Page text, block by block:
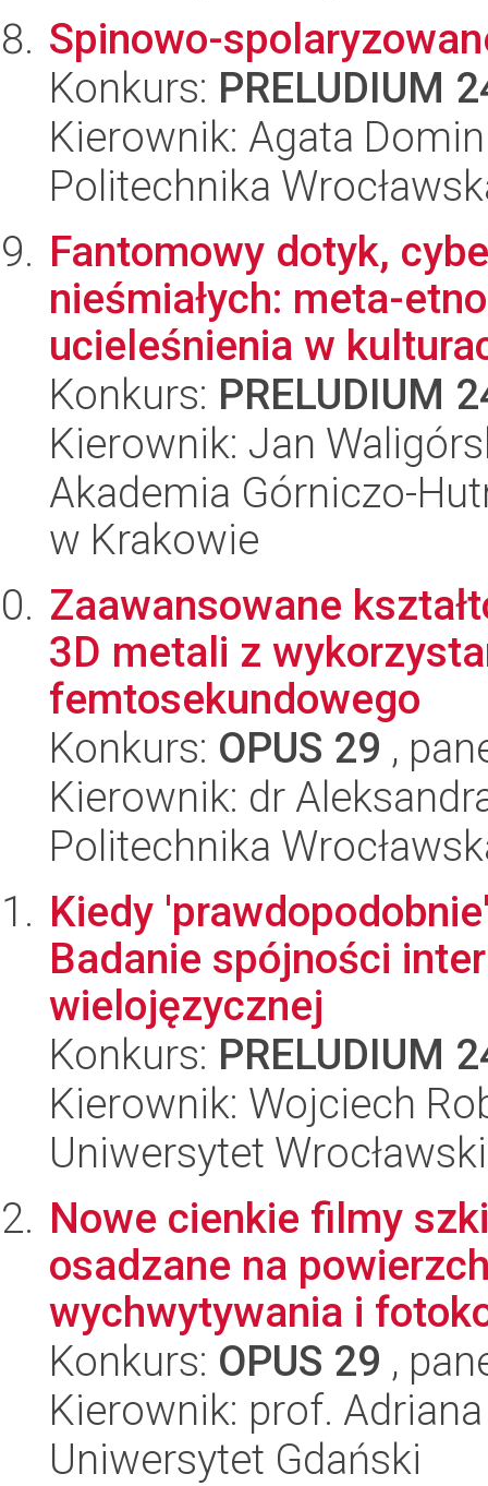
Spinowo-
Konkurs: PRELUDIUM
Kierownik: Agata
Politechnika
Fantomowy dotyk,
nieśmiałych: meta-
ucieleśnienia w
Konkurs: PRELUDIUM
Kierownik: Jan
Akademia Górniczo-
w Krakowie
Zaawansowane
3D metali z
femtosekundowego
Konkurs: OPUS 29 ,
Kierownik: dr
Politechnika
Kiedy
Badanie spójności
wielojęzycznej
Konkurs: PRELUDIUM
Kierownik: Wojciech
Uniwersytet Wrocławski
Nowe cienkie filmy
osadzane na
wychwytywania i
Konkurs: OPUS 29 ,
Kierownik: prof.
Uniwersytet Gdański